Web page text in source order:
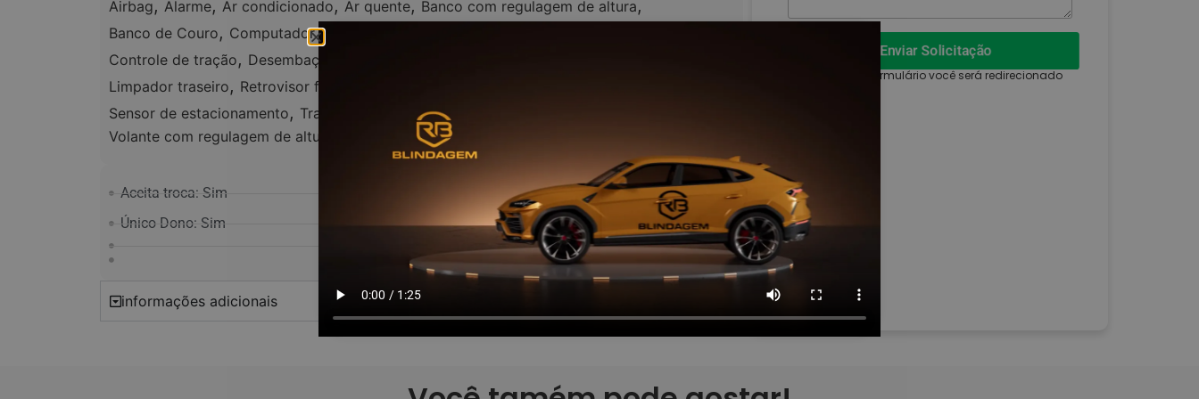
Airbag, Alarme, Ar condicionado, Ar quente, Banco com regulagem de altura,
Banco de Couro, Computador de bordo
Controle de tração, Desembaçador traseiro
Limpador traseiro, Retrovisor fotocrômico
Sensor de estacionamento, Tração 4x4 Travas elétricas
Volante com regulagem de altura
Aceita troca: Sim
Único Dono: Sim
informações adicionais
Enviar Solicitação
Ao enviar esse formulário você será redirecionado